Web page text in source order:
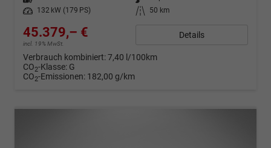
Leistung
132 kW (179 PS) Kilometerstand 50 km
45.379,– €
incl. 19% MwSt.
Details
Verbrauch kombiniert:7,40 l/100km
CO2-Klasse: G
CO2-Emissionen: 182,00 g/km